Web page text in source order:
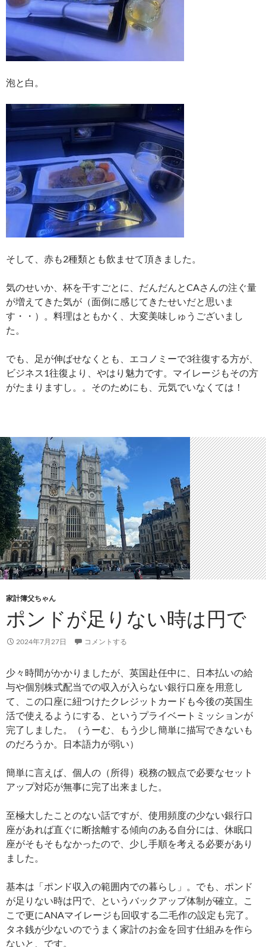
泡と白。
そして、赤も2種類とも飲ませて頂きました。
気のせいか、杯を干すごとに、だんだんとCAさんの注ぐ量
が増えてきた気が（面倒に感じてきたせいだと思いま
す・・）。料理はともかく、大変美味しゅうございまし
た。
でも、足が伸ばせなくとも、エコノミーで3往復する方が、
ビジネス1往復より、やはり魅力です。マイレージもその方
がたまりますし。。そのためにも、元気でいなくては！
家計簿父ちゃん
ポンドが足りない時は円で
2024年7月27日 コメントする
少々時間がかかりましたが、英国赴任中に、日本払いの給
与や個別株式配当での収入が入らない銀行口座を用意し
て、この口座に紐つけたクレジットカードも今後の英国生
活で使えるようにする、というプライベートミッションが
完了しました。（うーむ、もう少し簡単に描写できないも
のだろうか。日本語力が弱い）
簡単に言えば、個人の（所得）税務の観点で必要なセット
アップ対応が無事に完了出来ました。
至極大したことのない話ですが、使用頻度の少ない銀行口
座があれば直ぐに断捨離する傾向のある自分には、休眠口
座がそもそもなかったので、少し手順を考える必要があり
ました。
基本は「ポンド収入の範囲内での暮らし」。でも、ポンド
が足りない時は円で、というバックアップ体制が確立。こ
こで更にANAマイレージも回収する二毛作の設定も完了。
タネ銭が少ないのでうまく家計のお金を回す仕組みを作ら
ないと、です。